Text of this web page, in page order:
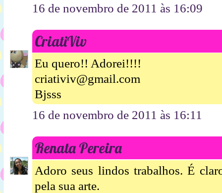
16 de novembro de 2011 às 16:09
CriatiViv
Eu quero!! Adorei!!!!
criativiv@gmail.com
Bjsss
16 de novembro de 2011 às 16:11
Renata Pereira
Adoro seus lindos trabalhos. É
pela sua arte.